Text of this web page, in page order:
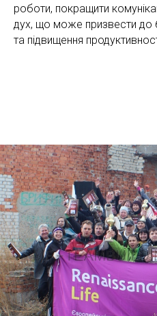
роботи, покращити
дух, що може призвести до
та підвищення